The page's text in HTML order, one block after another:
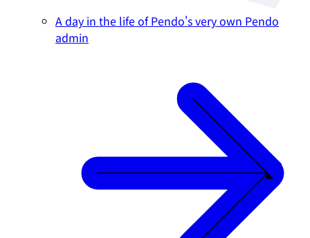
A day in the life of Pendo's very own Pendo
admin